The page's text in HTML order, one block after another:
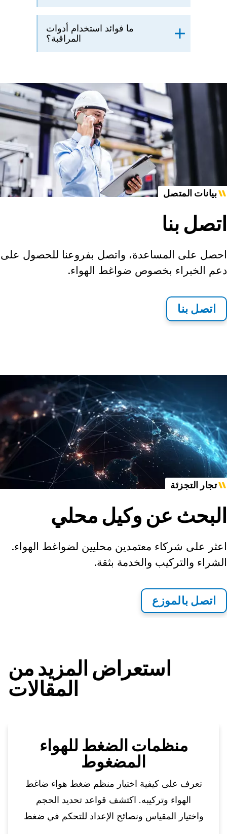
ما فوائد استخدام أدوات
المراقبة؟
بيانات المتصل
اتصل بنا
احصل على المساعدة، واتصل بفروعنا للحصول على
دعم الخبراء بخصوص ضواغط الهواء.
اتصل بنا
تجار التجزئة
البحث عن وكيل محلي
اعثر على شركاء معتمدين محليين لضواغط الهواء.
الشراء والتركيب والخدمة بثقة.
اتصل بالموزع
استعراض المزيد من
المقالات
منظمات الضغط للهواء
المضغوط
تعرف على كيفية اختيار منظم ضغط هواء ضاغط
الهواء وتركيبه. اكتشف قواعد تحديد الحجم
واختيار المقياس ونصائح الإعداد للتحكم في ضغط